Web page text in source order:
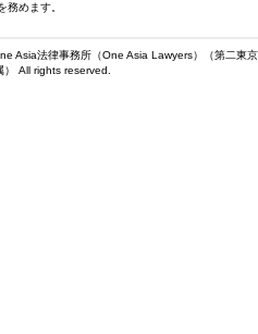
務めます。
Asia法律事務所（One Asia Lawyers）（第二東京
） All rights reserved.